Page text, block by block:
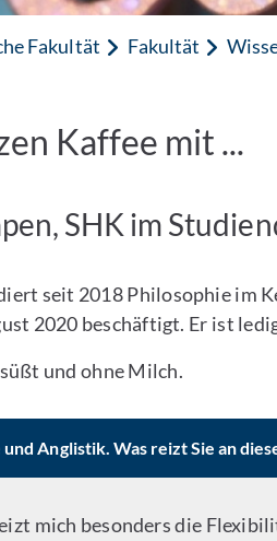
Fakultät Fakultät
Kaffee mit ...
SHK im
seit 2018 Philosophie im
2020 beschäftigt. Er ist
und ohne Milch.
Anglistik. Was reizt Sie an
mich besonders die